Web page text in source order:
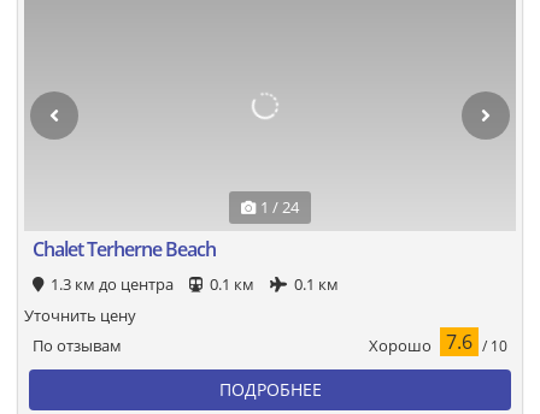
1 / 24
Chalet Terherne Beach
1.3 км до центра 0.1 км 0.1 км
По отзывам Хорошо 7.6 / 10
Уточнить цену
ПОДРОБНЕЕ